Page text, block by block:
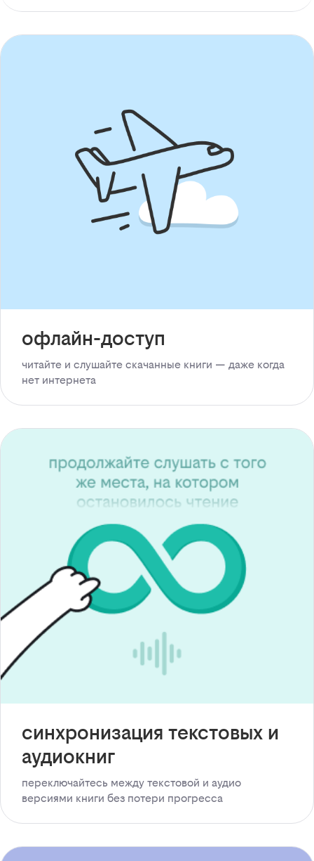
офлайн-доступ
читайте и слушайте скачанные книги — даже когда
нет интернета
синхронизация текстовых и
аудиокниг
переключайтесь между текстовой и аудио
версиями книги без потери прогресса